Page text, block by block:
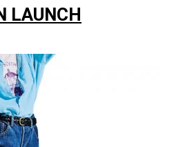
LAUNCH